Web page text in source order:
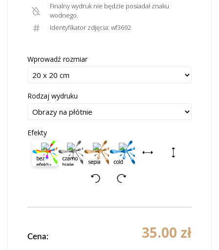
Finalny wydruk nie będzie posiadał znaku
wodnego.
Identyfikator zdjęcia: wf3692
Wprowadź rozmiar
Rodzaj wydruku
Efekty
Cena: 35.00 zł